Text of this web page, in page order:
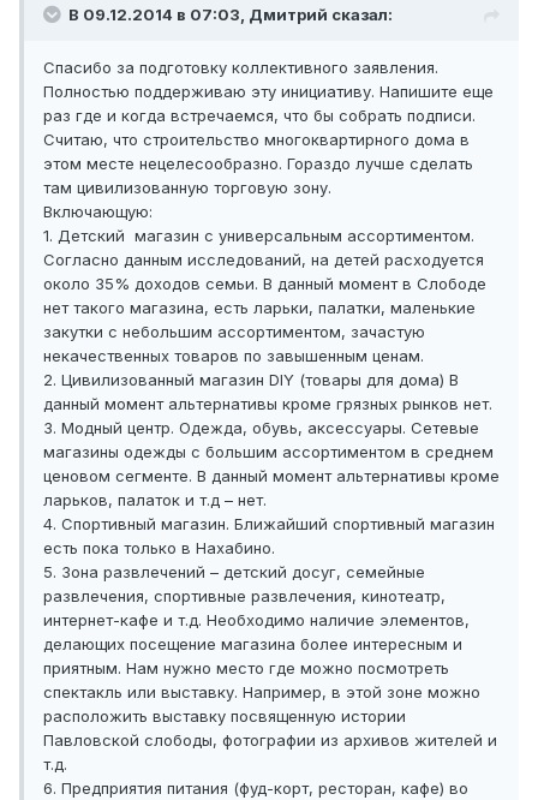
В 09.12.2014 в 07:03, Дмитрий сказал:
Спасибо за подготовку коллективного заявления.
Полностью поддерживаю эту инициативу. Напишите еще
раз где и когда встречаемся, что бы собрать подписи.
Считаю, что строительство многоквартирного дома в
этом месте нецелесообразно. Гораздо лучше сделать
там цивилизованную торговую зону.
Включающую:
1. Детский магазин с универсальным ассортиментом.
Согласно данным исследований, на детей расходуется
около 35% доходов семьи. В данный момент в Слободе
нет такого магазина, есть ларьки, палатки, маленькие
закутки с небольшим ассортиментом, зачастую
некачественных товаров по завышенным ценам.
2. Цивилизованный магазин DIY (товары для дома) В
данный момент альтернативы кроме грязных рынков нет.
3. Модный центр. Одежда, обувь, аксессуары. Сетевые
магазины одежды с большим ассортиментом в среднем
ценовом сегменте. В данный момент альтернативы кроме
ларьков, палаток и т.д – нет.
4. Спортивный магазин. Ближайший спортивный магазин
есть пока только в Нахабино.
5. Зона развлечений – детский досуг, семейные
развлечения, спортивные развлечения, кинотеатр,
интернет-кафе и т.д. Необходимо наличие элементов,
делающих посещение магазина более интересным и
приятным. Нам нужно место где можно посмотреть
спектакль или выставку. Например, в этой зоне можно
расположить выставку посвященную истории
Павловской слободы, фотографии из архивов жителей и
т.д.
6. Предприятия питания (фуд-корт, ресторан, кафе) во